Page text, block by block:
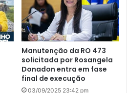
Manutenção da RO 473
solicitada por Rosangela
Donadon entra em fase
final de execução
03/09/2025 23:42 pm